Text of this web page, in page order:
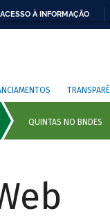
ACESSO À INFORMAÇÃO